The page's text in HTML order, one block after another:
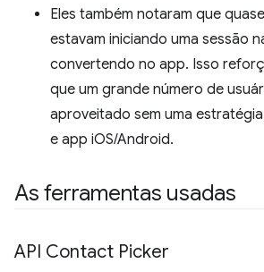
Eles também notaram que
estavam iniciando uma sessão
convertendo no app. Isso
que um grande número de
aproveitado sem uma
e app iOS/Android.
As ferramentas usadas
API Contact Picker